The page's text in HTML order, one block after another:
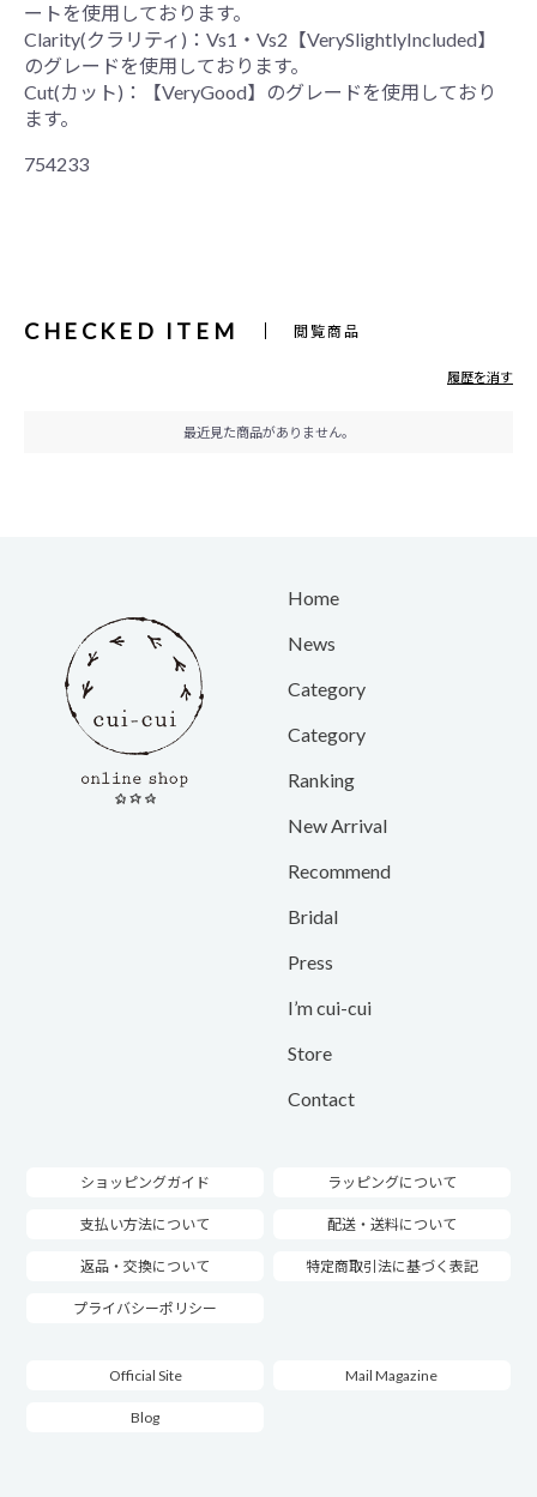
ートを使用しております。
Clarity(クラリティ)：Vs1・Vs2【VerySlightlyIncluded】
のグレードを使用しております。
Cut(カット)：【VeryGood】のグレードを使用しており
ます。
754233
CHECKED ITEM 閲覧商品
履歴を消す
最近見た商品がありません。
Home
News
Category
Category
Ranking
New Arrival
Recommend
Bridal
Press
I’m cui-cui
Store
Contact
ショッピングガイド ラッピングについて
支払い方法について 配送・送料について
返品・交換について 特定商取引法に基づく表記
プライバシーポリシー
Official Site Mail Magazine
Blog